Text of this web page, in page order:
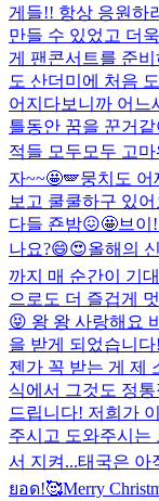
게들!! 항상 응원하
만들 수 있었고 더
게 팬콘서트를 준
도 산더미에 처음
어지다보니까 어느
틀동안 꿈을 꾼거
적들 모두모두 고
자~~🤩🪽뭉치도 어
보고 쿨쿨하구 있어
다들 죤밤😖🤩브이
나요?😄😍올해의
까지 매 순간이 기
으로도 더 즐겁게
😝 왕 왕 사랑해요
을 받게 되었습니
젠가 꼭 받는 게 제
식에서 그것도 정
드립니다! 저희가
주시고 도와주시는
서 지켜...태국은 아
ยอด!🥰Merry